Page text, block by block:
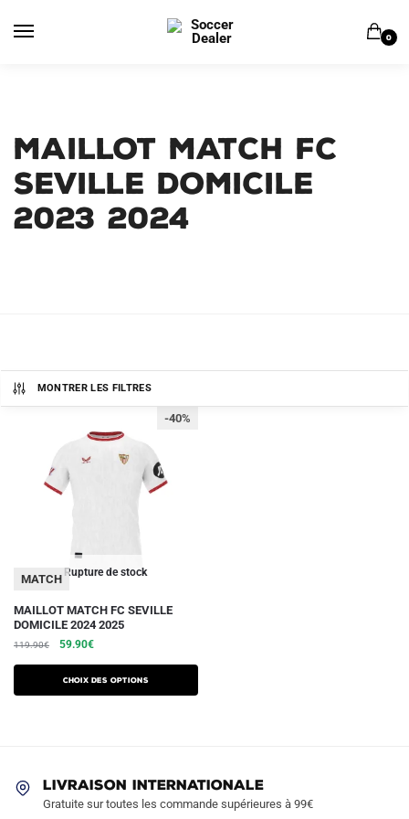
0
Maillot Match FC
Seville Domicile
2023 2024
MONTRER LES FILTRES
Rupture de stock
-40%
MATCH
MAILLOT MATCH FC SEVILLE
DOMICILE 2024 2025
119.90€
Le
initial
était :
59.90€Le
actuel
est :
Choix des options
Ce
produit
a
plusieurs
variations.
être
choisies
LIVRAISON INTERNATIONALE
Gratuite sur toutes les commande supérieures à 99€